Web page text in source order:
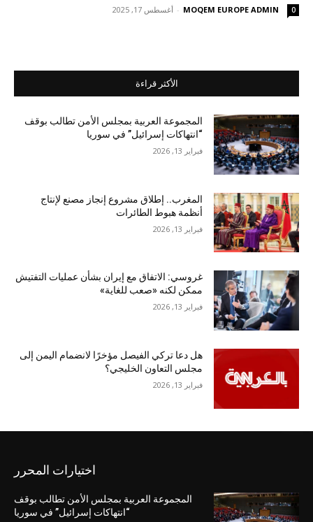
MOQEM EUROPE ADMIN
- أغسطس 17, 2025 0
الأكثر قراءة
المجموعة العربية بمجلس الأمن تطالب بوقف
“انتهاكات إسرائيل” في سوريا
فبراير 13, 2026
المغرب.. إطلاق مشروع إنجاز مصنع لإنتاج
أنظمة هبوط الطائرات
فبراير 13, 2026
غروسي: الاتفاق مع إيران بشأن عمليات التفتيش
ممكن لكنه «صعب للغاية»
فبراير 13, 2026
هل دعا تركي الفيصل مؤخرًا لانضمام اليمن إلى
مجلس التعاون الخليجي؟
فبراير 13, 2026
اختيارات المحرر
المجموعة العربية بمجلس الأمن تطالب بوقف
“انتهاكات إسرائيل” في سوريا